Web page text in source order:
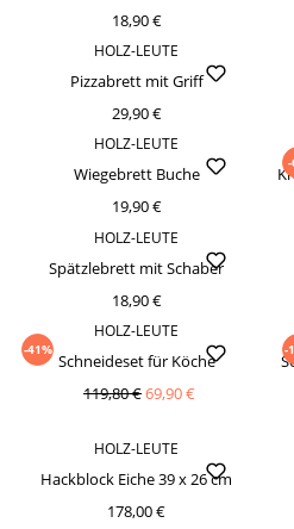
18,90 €
HOLZ-LEUTE
Pizzabrett mit Griff
29,90 €
HOLZ-LEUTE
Wiegebrett Buche
19,90 €
HOLZ-LEUTE
Spätzlebrett mit Schaber
18,90 €
-41%
HOLZ-LEUTE
Schneideset für Köche
119,80 €69,90 €
-
HOLZ-LEUTE
Hackblock Eiche 39 x 26 cm
178,00 €